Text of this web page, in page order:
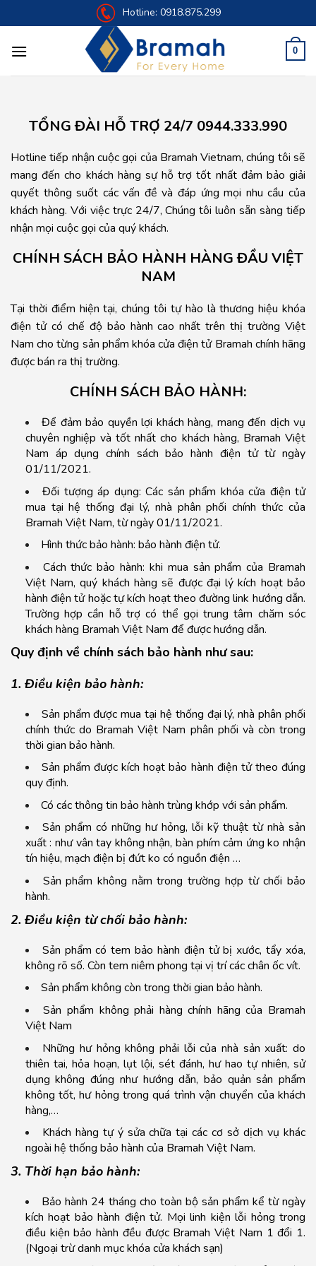
to
Hotline: 0918.875.299
0
TỔNG ĐÀI HỖ TRỢ 24/7 0944.333.990
Hotline tiếp nhận cuộc gọi của Bramah Vietnam, chúng tôi sẽ
mang đến cho khách hàng sự hỗ trợ tốt nhất đảm bảo giải
quyết thông suốt các vấn đề và đáp ứng mọi nhu cầu của
khách hàng. Với việc trực 24/7, Chúng tôi luôn sẵn sàng tiếp
nhận mọi cuộc gọi của quý khách.
CHÍNH SÁCH BẢO HÀNH HÀNG ĐẦU VIỆT
NAM
Tại thời điểm hiện tại, chúng tôi tự hào là thương hiệu khóa
điện tử có chế độ bảo hành cao nhất trên thị trường Việt
Nam cho từng sản phẩm khóa cửa điện tử Bramah chính hãng
được bán ra thị trường.
CHÍNH SÁCH BẢO HÀNH:
Để đảm bảo quyền lợi khách hàng, mang đến dịch vụ
chuyên nghiệp và tốt nhất cho khách hàng, Bramah Việt
Nam áp dụng chính sách bảo hành điện tử từ ngày
01/11/2021.
Đối tượng áp dụng: Các sản phẩm khóa cửa điện tử
mua tại hệ thống đại lý, nhà phân phối chính thức của
Bramah Việt Nam, từ ngày 01/11/2021.
Hình thức bảo hành: bảo hành điện tử.
Cách thức bảo hành: khi mua sản phẩm của Bramah
Việt Nam, quý khách hàng sẽ được đại lý kích hoạt bảo
hành điện tử hoặc tự kích hoạt theo đường link hướng dẫn.
Trường hợp cần hỗ trợ có thể gọi trung tâm chăm sóc
khách hàng Bramah Việt Nam để được hướng dẫn.
Quy định về chính sách bảo hành như sau:
1. Điều kiện bảo hành:
Sản phẩm được mua tại hệ thống đại lý, nhà phân phối
chính thức do Bramah Việt Nam phân phối và còn trong
thời gian bảo hành.
Sản phẩm được kích hoạt bảo hành điện tử theo đúng
quy định.
Có các thông tin bảo hành trùng khớp với sản phẩm.
Sản phẩm có những hư hỏng, lỗi kỹ thuật từ nhà sản
xuất : như vân tay không nhận, bàn phím cảm ứng ko nhận
tín hiệu, mạch điện bị đứt ko có nguồn điện …
Sản phẩm không nằm trong trường hợp từ chối bảo
hành.
2. Điều kiện từ chối bảo hành:
Sản phẩm có tem bảo hành điện tử bị xước, tẩy xóa,
không rõ số. Còn tem niêm phong tại vị trí các chân ốc vít.
Sản phẩm không còn trong thời gian bảo hành.
Sản phẩm không phải hàng chính hãng của Bramah
Việt Nam
Những hư hỏng không phải lỗi của nhà sản xuất: do
thiên tai, hỏa hoạn, lụt lội, sét đánh, hư hao tự nhiên, sử
dụng không đúng như hướng dẫn, bảo quản sản phẩm
không tốt, hư hỏng trong quá trình vận chuyển của khách
hàng,…
Khách hàng tự ý sửa chữa tại các cơ sở dịch vụ khác
ngoài hệ thống bảo hành của Bramah Việt Nam.
3. Thời hạn bảo hành:
Bảo hành 24 tháng cho toàn bộ sản phẩm kể từ ngày
kích hoạt bảo hành điện tử. Mọi linh kiện lỗi hỏng trong
điều kiện bảo hành đều được Bramah Việt Nam 1 đổi 1.
(Ngoại trừ danh mục khóa cửa khách sạn)